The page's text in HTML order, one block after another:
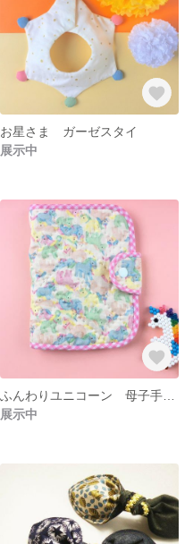
お星さま ガーゼスタイ
展示中
展示中